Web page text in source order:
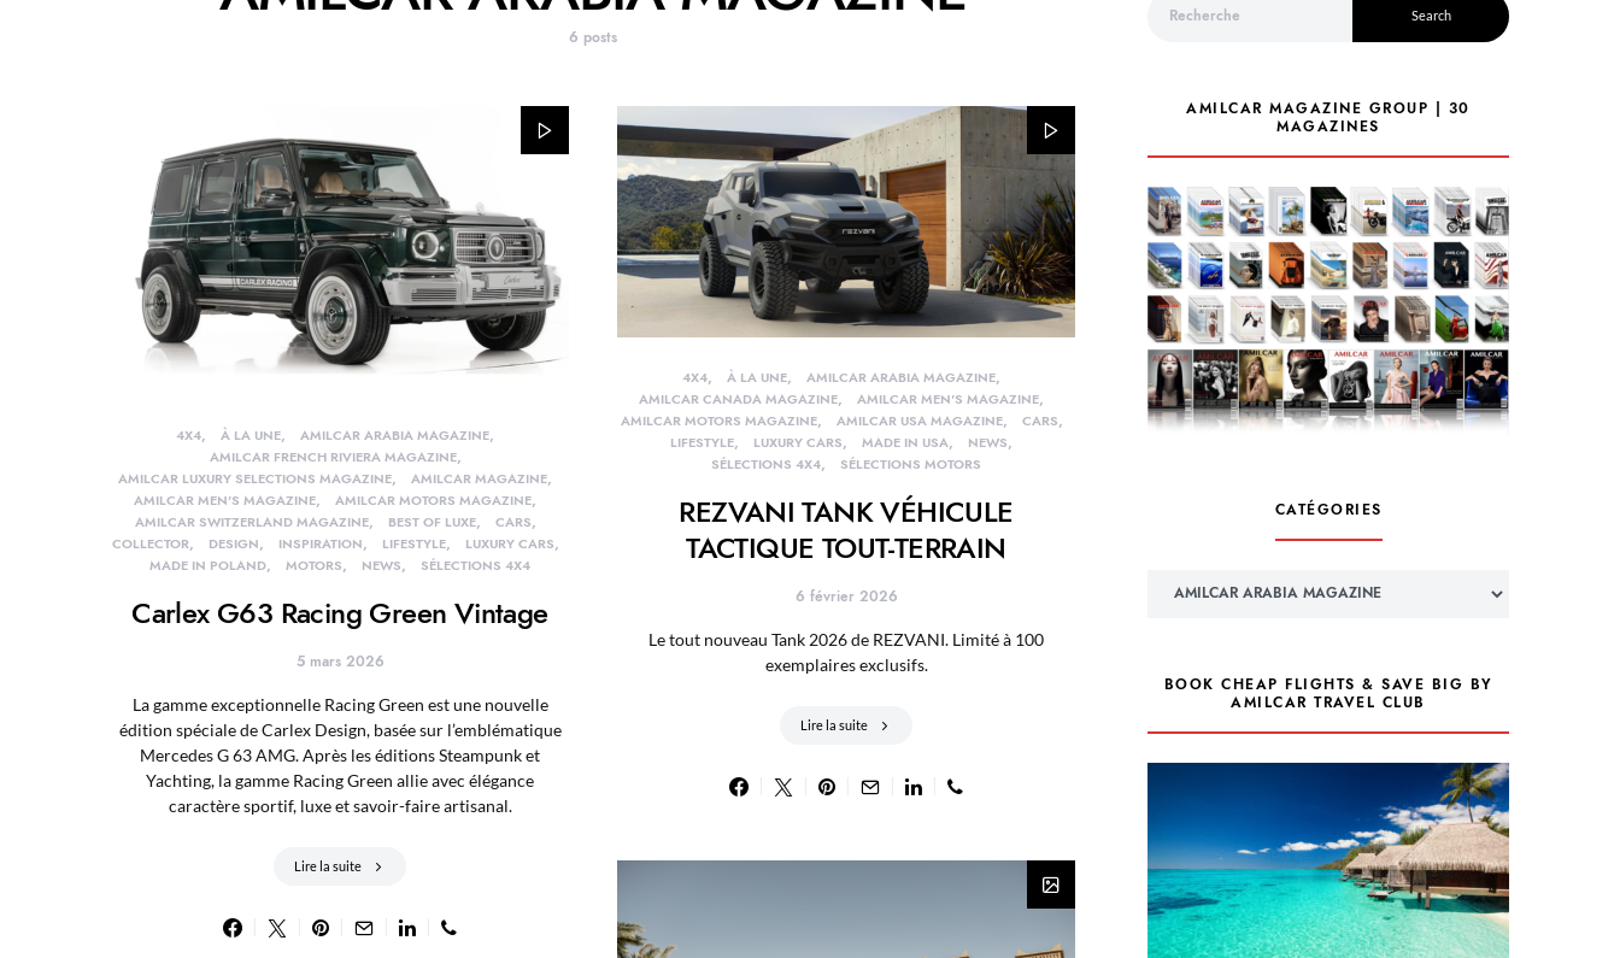
6 posts
4X4 À LA UNE
AMILCAR ARABIA MAGAZINE
AMILCAR FRENCH RIVIERA MAGAZINE
AMILCAR LUXURY SELECTIONS MAGAZINE
AMILCAR MAGAZINE
AMILCAR MEN'S MAGAZINE
AMILCAR MOTORS MAGAZINE
AMILCAR SWITZERLAND MAGAZINE
BEST OF LUXE
CARS
COLLECTOR
DESIGN INSPIRATION LIFESTYLE
LUXURY CARS
MADE IN POLAND
MOTORS NEWS SÉLECTIONS 4X4
Carlex G63 Racing Green Vintage
5 mars 2026
La gamme exceptionnelle Racing Green est une nouvelle
édition spéciale de Carlex Design, basée sur l’emblématique
Mercedes G 63 AMG. Après les éditions Steampunk et
Yachting, la gamme Racing Green allie avec élégance
caractère sportif, luxe et savoir-faire artisanal.
Lire la suite
4X4 À LA UNE
AMILCAR ARABIA MAGAZINE
AMILCAR CANADA MAGAZINE
AMILCAR MEN'S MAGAZINE
AMILCAR MOTORS MAGAZINE
AMILCAR USA MAGAZINE
CARS
LIFESTYLE
LUXURY CARS MADE IN USA
NEWS
SÉLECTIONS 4X4
SÉLECTIONS MOTORS
REZVANI TANK VÉHICULE
TACTIQUE TOUT-TERRAIN
6 février 2026
Le tout nouveau Tank 2026 de REZVANI. Limité à 100
exemplaires exclusifs.
Lire la suite
Search
AMILCAR MAGAZINE GROUP | 30
MAGAZINES
CATÉGORIES
BOOK CHEAP FLIGHTS & SAVE BIG BY
AMILCAR TRAVEL CLUB